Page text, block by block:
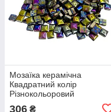
Мозаїка керамічна
Квадратний колір
Різнокольоровий
306 ₴